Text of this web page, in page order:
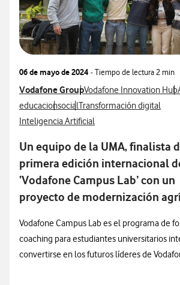
06 de mayo de 2024 - Tiempo de lectura2 min
Ver más notas de prensa relacionados con
Vodafone GroupVer más notas de prensa
Vodafone Innovation Hub
Ver más notas de prensa relacionados con
educacionVer más notas de prensa
socialVer más notas de prensa
Transformación digital
Ver más notas de prensa relacionados con
Inteligencia Artificial
Un equipo de la UMA, finalista
primera edición internacional
‘Vodafone Campus Lab’ con un
proyecto de modernización
Vodafone Campus Lab es el programa de
coaching para estudiantes universitarios
convertirse en los futuros líderes de